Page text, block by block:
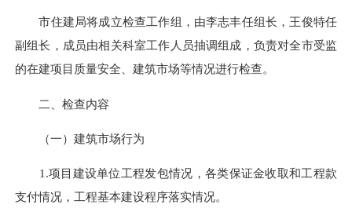
市住建局将成立检查工作组，由李志丰任组长，王俊特任
副组长，成员由相关科室工作人员抽调组成，负责对全市受监
的在建项目质量安全、建筑市场等情况进行检查。
二、检查内容
（一）建筑市场行为
1.项目建设单位工程发包情况，各类保证金收取和工程款
支付情况，工程基本建设程序落实情况。